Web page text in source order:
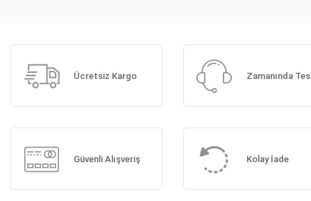
Ücretsiz Kargo Zamanında
Güvenli Alışveriş Kolay İade